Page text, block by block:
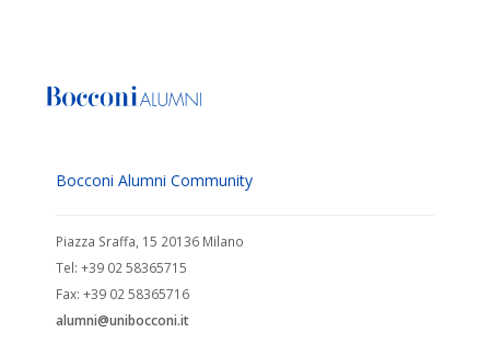
Bocconi Alumni Community
Piazza Sraffa, 15 20136 Milano
Tel: +39 02 58365715
Fax: +39 02 58365716
alumni@unibocconi.it